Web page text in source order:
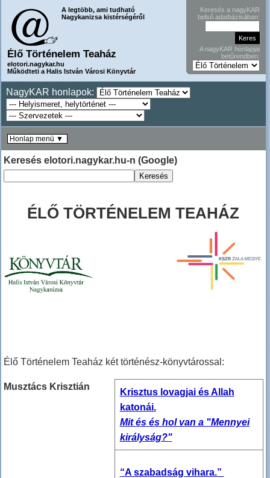
A legtöbb, ami tudható
Nagykanizsa kistérségéről
Élő Történelem Teaház
elotori.nagykar.hu
Működteti a Halis István Városi Könyvtár
Keresés a nagyKAR
belső adatbázisában:
A nagyKAR honlapjai
betűrendben:
NagyKAR honlapok:
Keresés elotori.nagykar.hu-n (Google)
ÉLŐ TÖRTÉNELEM TEAHÁZ
Élő Történelem Teaház két történész-könyvtárossal:
Krisztus lovagjai és Allah
katonái.
Mit és és hol van a "Mennyei
királyság?"
“A szabadság vihara.”
Musztács Krisztián
Honlap menü ▼